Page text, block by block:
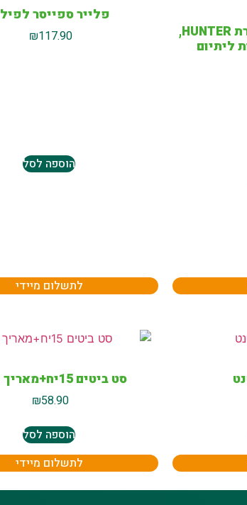
מברגת אימפקט 18V תוצרת HUNTER,
פלייר ספייסר
₪117.90
הוספה לסל
לתשלום מיידי
סט ביטים 15יח+מאריך נירוס
₪58.90
הוספה לסל
לתשלום מיידי